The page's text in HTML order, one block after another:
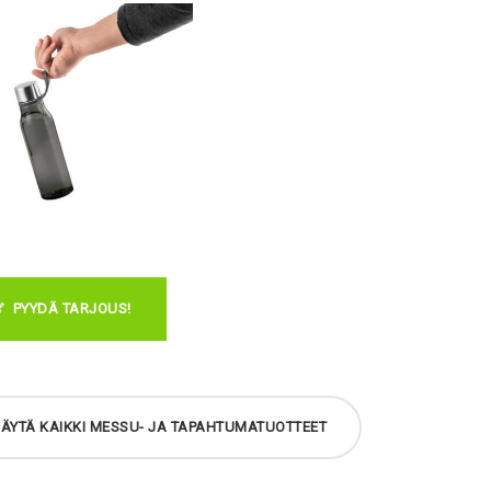
PYYDÄ TARJOUS!
KAIKKI MESSU- JA TAPAHTUMATUOTTEET